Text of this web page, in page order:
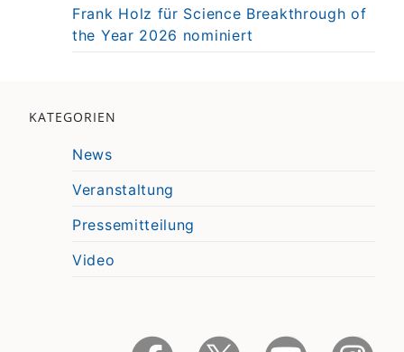
Frank Holz für Science Breakthrough of
the Year 2026 nominiert
KATEGORIEN
News
Veranstaltung
Pressemitteilung
Video